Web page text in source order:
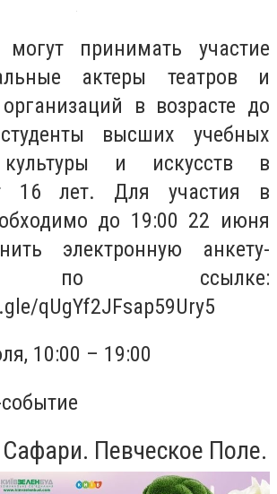
принимать участие
актеры театров и
в возрасте до
высших учебных
культуры и искусств в
16 лет. Для участия в
до 19:00 22 июня
электронную анкету-
по ссылке:
qUgYf2JFsap59Ury5
10:00 – 19:00
Певческое Поле.